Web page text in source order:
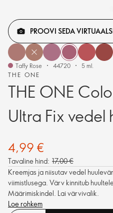
THE ONE
THE ONE
Ultra Fix vedel
PROOVI SEDA
Taffy Rose 44720 5 ml.
4,99 €
Tavaline hind: 17,00 €
Kreemjas ja niisutav vedel
viimistlusega. Värv kinnitub
Määrimiskindel. Lai värvivalik.
Loe rohkem